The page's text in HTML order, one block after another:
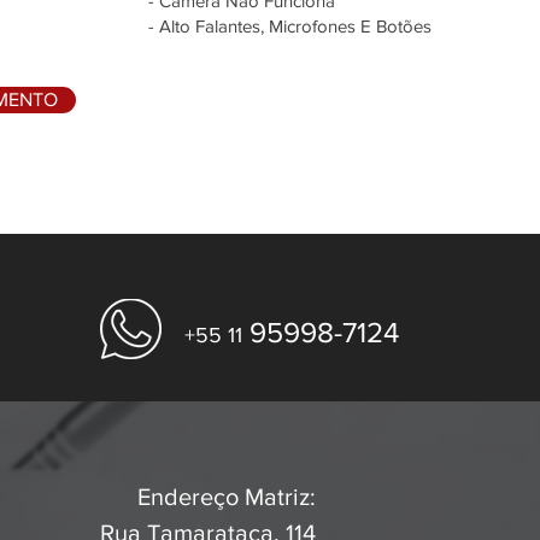
- Alto Falantes, Microfones E Botões
+55 11 95998-7124
Endereço Matriz:
Rua Tamarataca, 114